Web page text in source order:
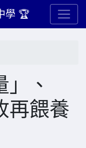
學 🏆
」、
再餵養